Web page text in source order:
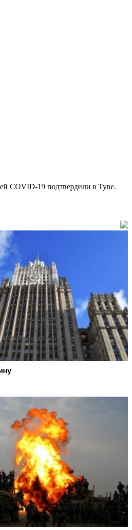
COVID-19 подтвердили в Туве.